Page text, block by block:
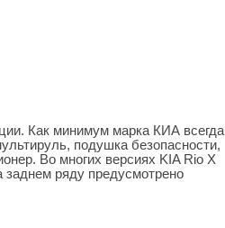
Как минимум марка КИА всегда
подушка безопасности,
Во многих версиях KIA Rio Х
ряду предусмотрено